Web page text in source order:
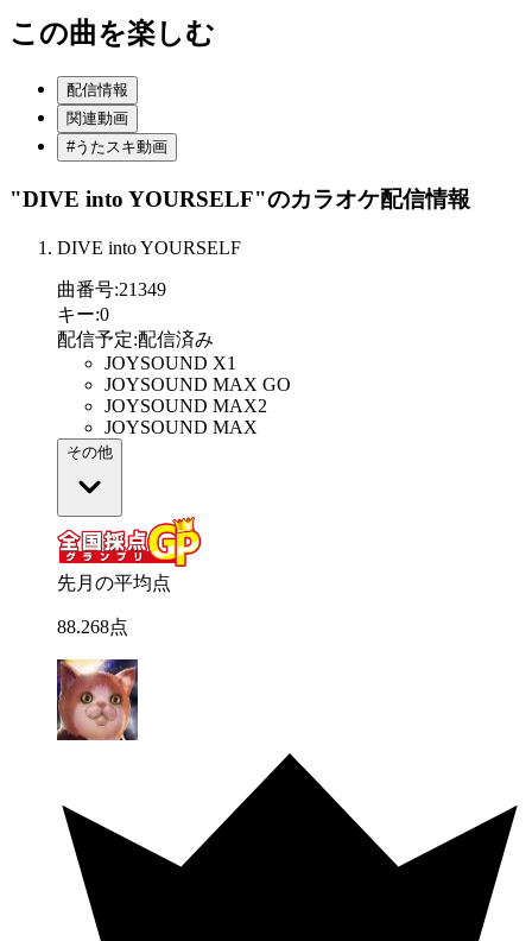
この曲を楽しむ
配信情報
関連動画
#うたスキ動画
"DIVE into YOURSELF"のカラオケ配信情報
DIVE into YOURSELF
曲番号:21349
キー:0
配信予定:配信済み
JOYSOUND X1
JOYSOUND MAX GO
JOYSOUND MAX2
JOYSOUND MAX
その他
先月の平均点
88.268点